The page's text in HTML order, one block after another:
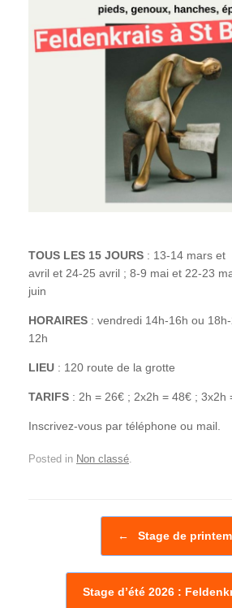
TOUS LES 15 JOURS : 13-14 mars et
avril et 24-25 avril ; 8-9 mai et 22-23
juin
HORAIRES : vendredi 14h-16h ou
12h
LIEU : 120 route de la grotte
TARIFS : 2h = 26€ ; 2x2h = 48€ ; 3x2h
Inscrivez-vous par téléphone ou mail.
Posted in Non classé
← Stage de
Stage d’été 2026 :